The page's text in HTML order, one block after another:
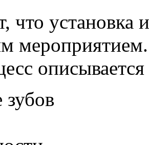
что установка